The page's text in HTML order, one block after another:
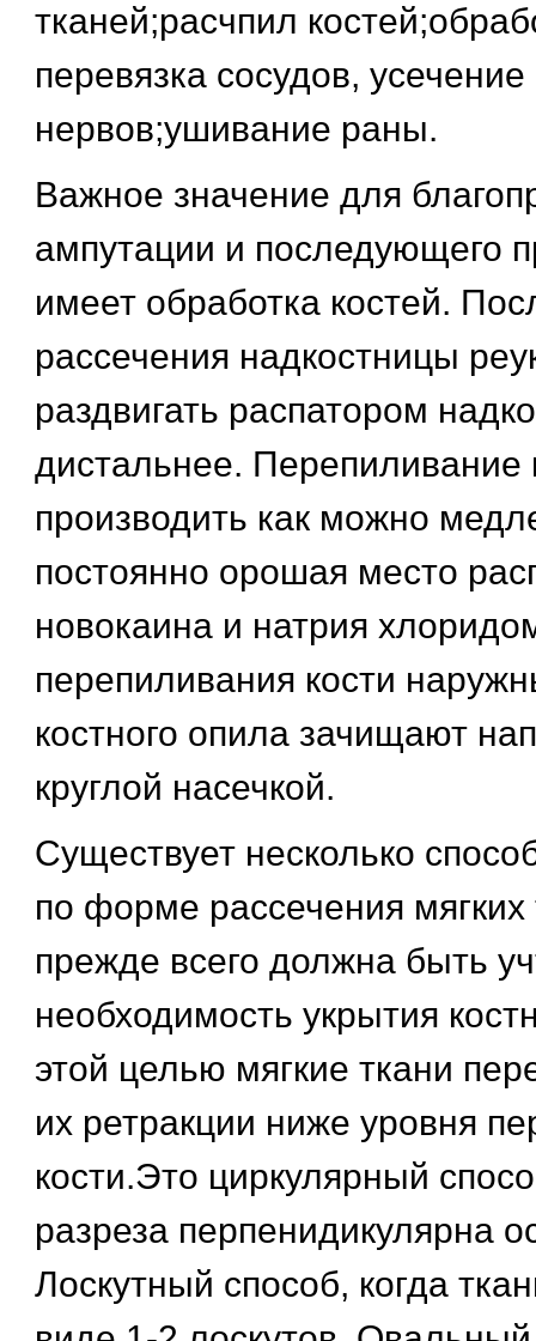
тканей;расчпил
перевязка сосудов, усечение
нервов;ушивание раны.
Важное значение для
ампутации и последующего
имеет обработка костей.
рассечения надкостницы
раздвигать распатором
дистальнее. Перепиливание
производить как можно
постоянно орошая место
новокаина и натрия
перепиливания кости
костного опила зачищают
круглой насечкой.
Существует несколько
по форме рассечения
прежде всего должна быть
необходимость укрытия
этой целью мягкие ткани
их ретракции ниже уровня
кости.Это циркулярный
разреза перпенидикулярна
Лоскутный способ, когда